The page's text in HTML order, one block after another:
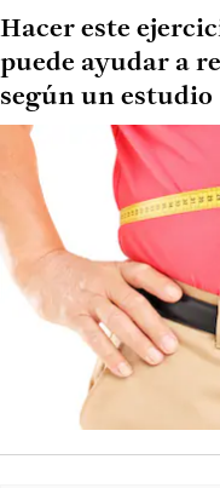
Hacer este
puede ayudar a
según un estudio